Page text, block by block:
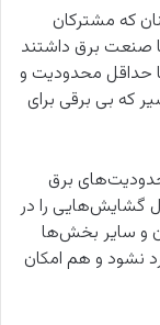
که مشترکان
صنعت برق داشتند
حداقل محدودیت و
که بی برقی برای
برق
گشایش‌هایی را در
سایر بخش‌ها
نشود و هم امکان